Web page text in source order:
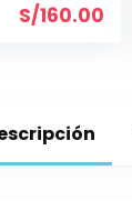
S/160.00